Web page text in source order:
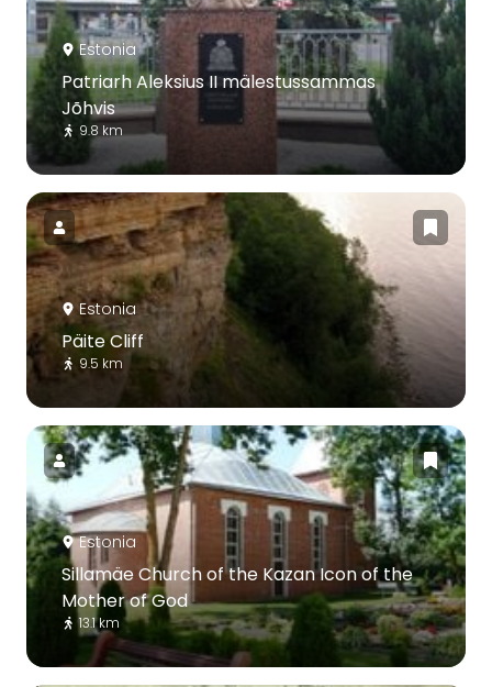
Estonia
Patriarh Aleksius II mälestussammas
Jõhvis
9.8 km
Estonia
Päite Cliff
9.5 km
Estonia
Sillamäe Church of the Kazan Icon of the
Mother of God
13.1 km